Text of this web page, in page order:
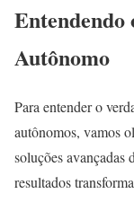
Autônomo
Para entender o
autônomos, vamos
soluções avançadas
resultados